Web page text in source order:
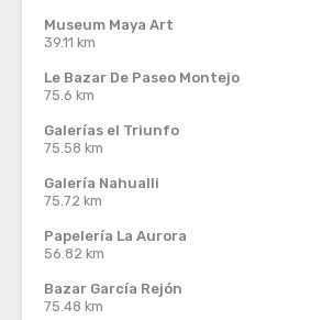
Museum Maya Art
39.11 km
Le Bazar De Paseo Montejo
75.6 km
Galerías el Triunfo
75.58 km
Galería Nahualli
75.72 km
Papelería La Aurora
56.82 km
Bazar García Rejón
75.48 km